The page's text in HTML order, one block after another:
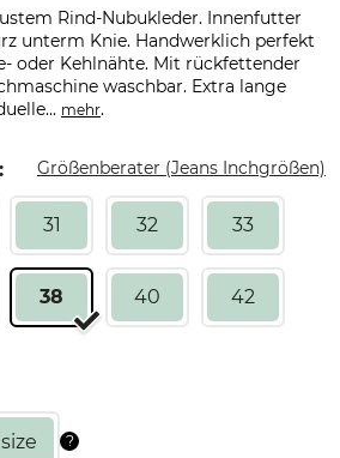
Rind-Nubukleder. Innenfutter
unterm Knie. Handwerklich perfekt
oder Kehlnähte. Mit rückfettender
waschbar. Extra lange
mehr.
Größenberater (Jeans Inchgrößen)
31 32 33
38 40 42